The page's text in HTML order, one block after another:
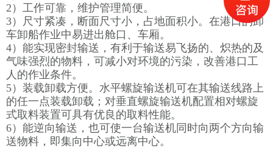
2）工作可靠，维护管理简便。
3）尺寸紧凑，断面尺寸小，占地面积小。在港口的卸
车卸船作业中易进出舱口、车厢。
4）能实现密封输送，有利于输送易飞扬的、炽热的及
气味强烈的物料，可减小对环境的污染，改善港口工
人的作业条件。
5）装载卸载方便。水平螺旋输送机可在其输送线路上
的任一点装载卸载；对垂直螺旋输送机配置相对螺旋
式取料装置可具有优良的取料性能。
6）能逆向输送，也可使一台输送机同时向两个方向输
送物料，即集向中心或远离中心。